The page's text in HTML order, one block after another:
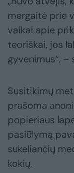
mergaitė prie
vaikai apie
teoriškai, jos
gyvenimus“, –
Susitikimų
prašoma
popieriaus
pasiūlymą
sukeliančių
kokių.